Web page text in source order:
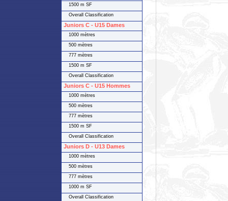
1500 m SF
Overall Classification
Juniors C - U15 Dames
1000 mètres
500 mètres
777 mètres
1500 m SF
Overall Classification
Juniors C - U15 Hommes
1000 mètres
500 mètres
777 mètres
1500 m SF
Overall Classification
Juniors D - U13 Dames
1000 mètres
500 mètres
777 mètres
1000 m SF
Overall Classification